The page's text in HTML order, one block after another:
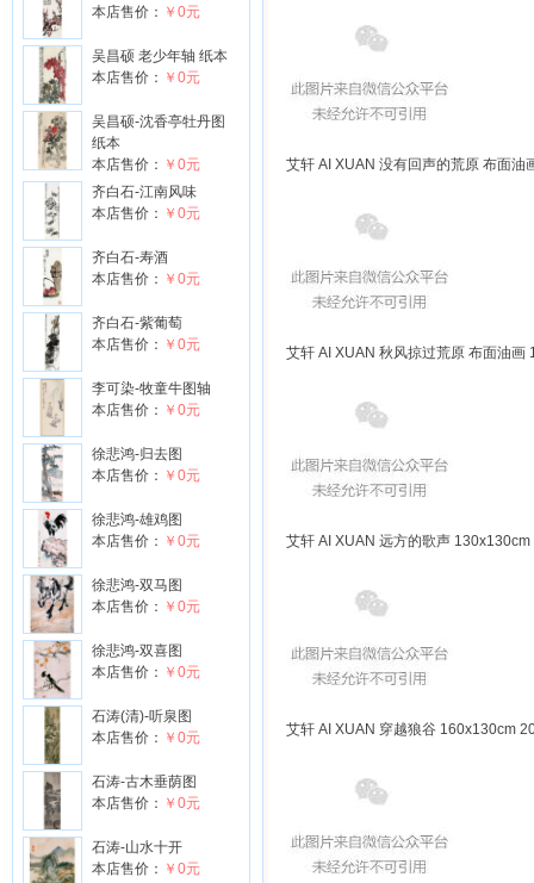
本店售价： ￥0元
吴昌硕 老少年轴 纸本
本店售价： ￥0元
吴昌硕-沈香亭牡丹图
纸本
本店售价： ￥0元
齐白石-江南风味
本店售价： ￥0元
齐白石-寿酒
本店售价： ￥0元
齐白石-紫葡萄
本店售价： ￥0元
李可染-牧童牛图轴
本店售价： ￥0元
徐悲鸿-归去图
本店售价： ￥0元
徐悲鸿-雄鸡图
本店售价： ￥0元
徐悲鸿-双马图
本店售价： ￥0元
徐悲鸿-双喜图
本店售价： ￥0元
石涛(清)-听泉图
本店售价： ￥0元
石涛-古木垂荫图
本店售价： ￥0元
石涛-山水十开
本店售价： ￥0元
艾轩 AI XUAN 没有回声的荒原 布面
艾轩 AI XUAN 秋风掠过荒原 布面油画
艾轩 AI XUAN 远方的歌声
艾轩 AI XUAN 穿越狼谷 160x130cm